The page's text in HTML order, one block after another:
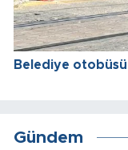
Belediye
Gündem